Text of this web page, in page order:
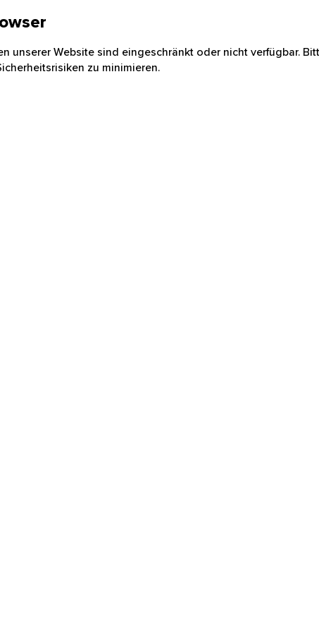
unserer Website sind eingeschränkt oder nicht verfügbar.
zu minimieren.